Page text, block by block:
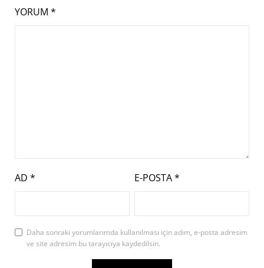
YORUM *
AD * E-POSTA*
Daha sonraki yorumlarımda kullanılması için adım, e-posta adresim
ve site adresim bu tarayıcıya kaydedilsin.